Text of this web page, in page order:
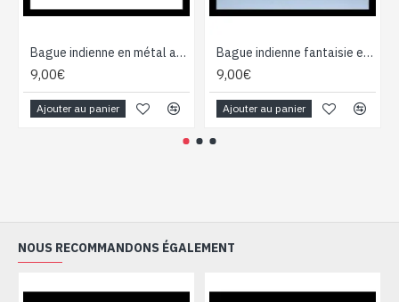
Bague indienne en métal anneau sans motif
9,00€
Ajouter au panier
Bague indienne fantaisie en métal aspect triple anneau
9,00€
Ajouter au panier
NOUS RECOMMANDONS ÉGALEMENT